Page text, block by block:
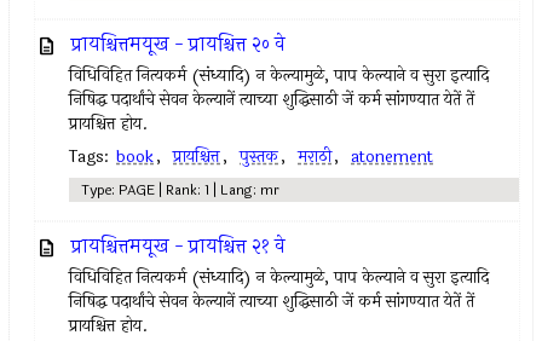
प्रायश्चित्तमयूख - प्रायश्चित्त २० वे
विधिविहित नित्‍यकर्म (संध्यादि) न केल्‍यामुळे, पाप केल्याने व सुरा इत्‍यादि
निषिद्ध पदार्थांचे सेवन केल्‍यानें त्‍याच्या शुद्धिसाठी जें कर्म सांगण्यात येतें तें
प्रायश्चित्त होय.
Tags: book, प्रायश्चित्त, पुस्तक, मराठी, atonement
Type: PAGE | Rank: 1 | Lang: mr
प्रायश्चित्तमयूख - प्रायश्चित्त २१ वे
विधिविहित नित्‍यकर्म (संध्यादि) न केल्‍यामुळे, पाप केल्याने व सुरा इत्‍यादि
निषिद्ध पदार्थांचे सेवन केल्‍यानें त्‍याच्या शुद्धिसाठी जें कर्म सांगण्यात येतें तें
प्रायश्चित्त होय.